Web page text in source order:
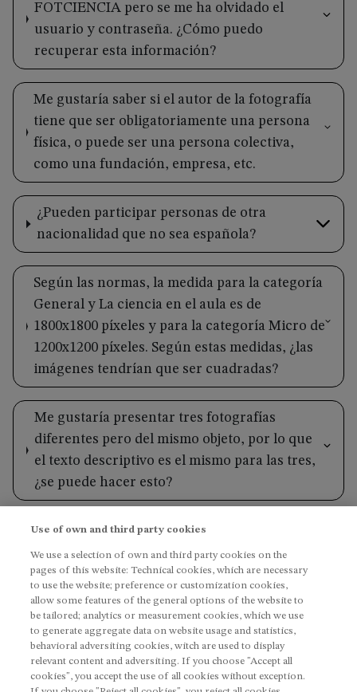
FOTCIENCIA pero se me ha olvidado el
usuario y contraseña. ¿Cómo puedo
recuperar esta información?
Me gustaría saber si el autor de la fotografía
tiene que ser obligatoriamente una persona
física, o puede ser una persona colectiva,
como una fundación, empresa, etc.
¿Pueden participar personas de otra
nacionalidad que no sea española?
Según las normas, la medida para la categoría
General y La ciencia en el aula es de
1800x1800 píxeles y para la categoría Micro de
1200x1200 píxeles. Según estas medidas, ¿las
imágenes tendrían que ser cuadradas?
Me gustaría presentar tres fotografías
diferentes pero del mismo objeto, por lo que
el texto descriptivo es el mismo para las tres,
¿se puede hacer esto?
Contacto
Contacto
fotciencia@fecyt.es
fotciencia@csic.es
Escúchanos
ImagenImagenImagen
Use of own and third party cookies
We use a selection of own and third party cookies on the
pages of this website: Technical cookies, which are necessary
to use the website; preference or customization cookies,
allow some features of the general options of the website to
be tailored; analytics or measurement cookies, which we use
to generate aggregate data on website usage and statistics,
behavioral adversiting cookies, witch are used to display
relevant content and adversiting. If you choose "Accept all
cookies", you accept the use of all cookies without exception.